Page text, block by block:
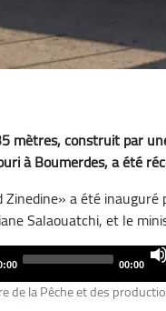
mètres, construit par
à Boumerdes, a été
a été
Salaouatchi, et le
00:00
de la Pêche et des